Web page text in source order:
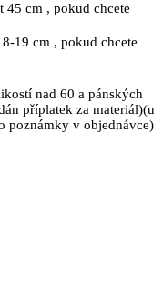
45 cm , pokud chcete
19 cm , pokud chcete
nad 60 a pánských
příplatek za materiál)(u
poznámky v objednávce)